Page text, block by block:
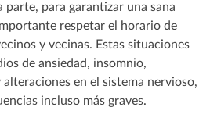
para garantizar una sana
respetar el horario de
y vecinas. Estas situaciones
de ansiedad, insomnio,
en el sistema nervioso,
incluso más graves.